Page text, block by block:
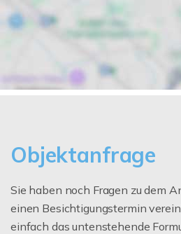
Objektanfrage
Sie haben noch Fragen zu dem
einen Besichtigungstermin
einfach das untenstehende